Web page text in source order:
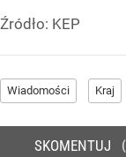
Źródło: KEP
Wiadomości Kraj
SKOMENTUJ